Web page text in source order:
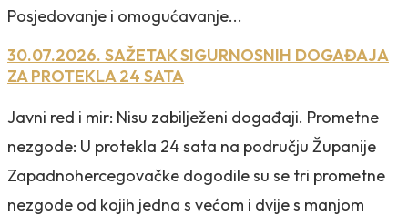
Posjedovanje i omogućavanje...
30.07.2026. SAŽETAK SIGURNOSNIH DOGAĐAJA
ZA PROTEKLA 24 SATA
Javni red i mir: Nisu zabilježeni događaji. Prometne
nezgode: U protekla 24 sata na području Županije
Zapadnohercegovačke dogodile su se tri prometne
nezgode od kojih jedna s većom i dvije s manjom